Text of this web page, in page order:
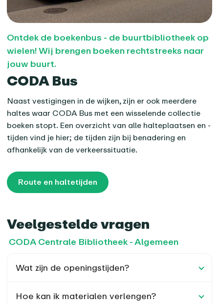
Ontdek de boekenbus - de buurtbibliotheek op
wielen! Wij brengen boeken rechtstreeks naar
jouw buurt.
CODA Bus
Naast vestigingen in de wijken, zijn er ook meerdere
haltes waar CODA Bus met een wisselende collectie
boeken stopt. Een overzicht van alle halteplaatsen en -
tijden vind je hier; de tijden zijn bij benadering en
afhankelijk van de verkeerssituatie.
Route en haltetijden
Veelgestelde vragen
CODA Centrale Bibliotheek - Algemeen
Wat zijn de openingstijden?
Hoe kan ik materialen verlengen?